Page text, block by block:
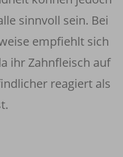
sinnvoll sein. Bei
empfiehlt sich
ihr Zahnfleisch auf
reagiert als